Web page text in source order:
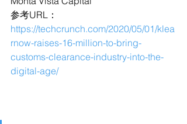
参考URL：
https://techcrunch.com/2020/05/01/klea
rnow-raises-16-million-to-bring-
customs-clearance-industry-into-the-
digital-age/